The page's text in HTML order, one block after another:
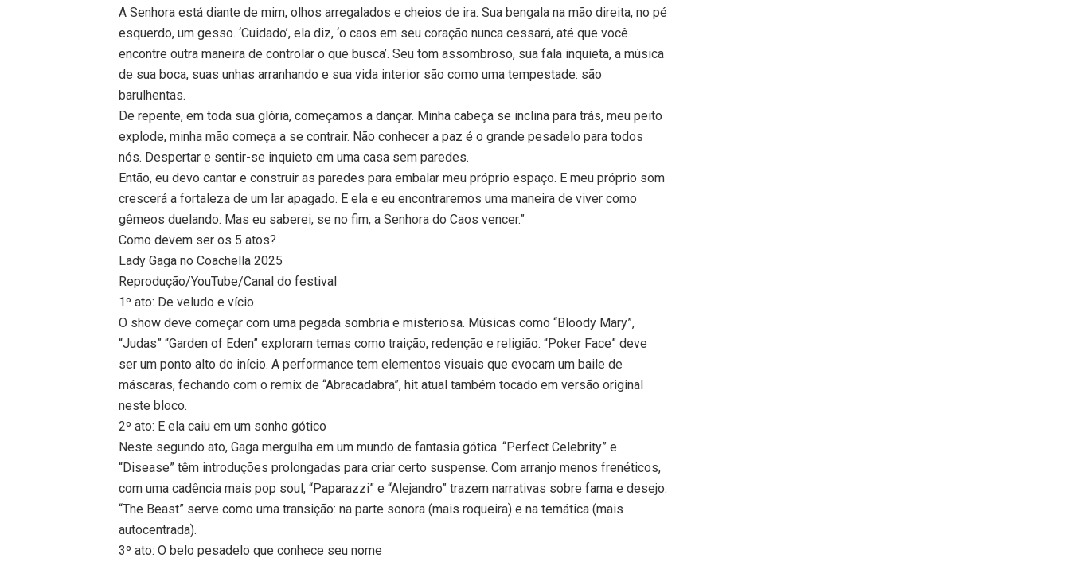
A Senhora está diante de mim, olhos arregalados e cheios de ira. Sua bengala na mão direita, no pé
esquerdo, um gesso. ‘Cuidado’, ela diz, ‘o caos em seu coração nunca cessará, até que você
encontre outra maneira de controlar o que busca’. Seu tom assombroso, sua fala inquieta, a música
de sua boca, suas unhas arranhando e sua vida interior são como uma tempestade: são
barulhentas.
De repente, em toda sua glória, começamos a dançar. Minha cabeça se inclina para trás, meu peito
explode, minha mão começa a se contrair. Não conhecer a paz é o grande pesadelo para todos
nós. Despertar e sentir-se inquieto em uma casa sem paredes.
Então, eu devo cantar e construir as paredes para embalar meu próprio espaço. E meu próprio som
crescerá a fortaleza de um lar apagado. E ela e eu encontraremos uma maneira de viver como
gêmeos duelando. Mas eu saberei, se no fim, a Senhora do Caos vencer.”
Como devem ser os 5 atos?
Lady Gaga no Coachella 2025
Reprodução/YouTube/Canal do festival
1º ato: De veludo e vício
O show deve começar com uma pegada sombria e misteriosa. Músicas como “Bloody Mary”,
“Judas” “Garden of Eden” exploram temas como traição, redenção e religião. “Poker Face” deve
ser um ponto alto do início. A performance tem elementos visuais que evocam um baile de
máscaras, fechando com o remix de “Abracadabra”, hit atual também tocado em versão original
neste bloco.
2º ato: E ela caiu em um sonho gótico
Neste segundo ato, Gaga mergulha em um mundo de fantasia gótica. “Perfect Celebrity” e
“Disease” têm introduções prolongadas para criar certo suspense. Com arranjo menos frenéticos,
com uma cadência mais pop soul, “Paparazzi” e “Alejandro” trazem narrativas sobre fama e desejo.
“The Beast” serve como uma transição: na parte sonora (mais roqueira) e na temática (mais
autocentrada).
3º ato: O belo pesadelo que conhece seu nome